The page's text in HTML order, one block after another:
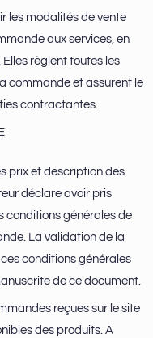
les modalités de vente
aux services, en
règlent toutes les
commande et assurent le
contractantes.
prix et description des
déclare avoir pris
conditions générales de
La validation de la
conditions générales
de ce document.
reçues sur le site
des produits. A